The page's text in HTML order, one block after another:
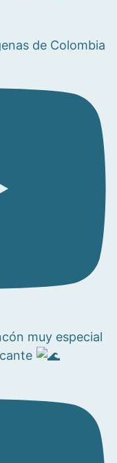
de Colombia
muy especial